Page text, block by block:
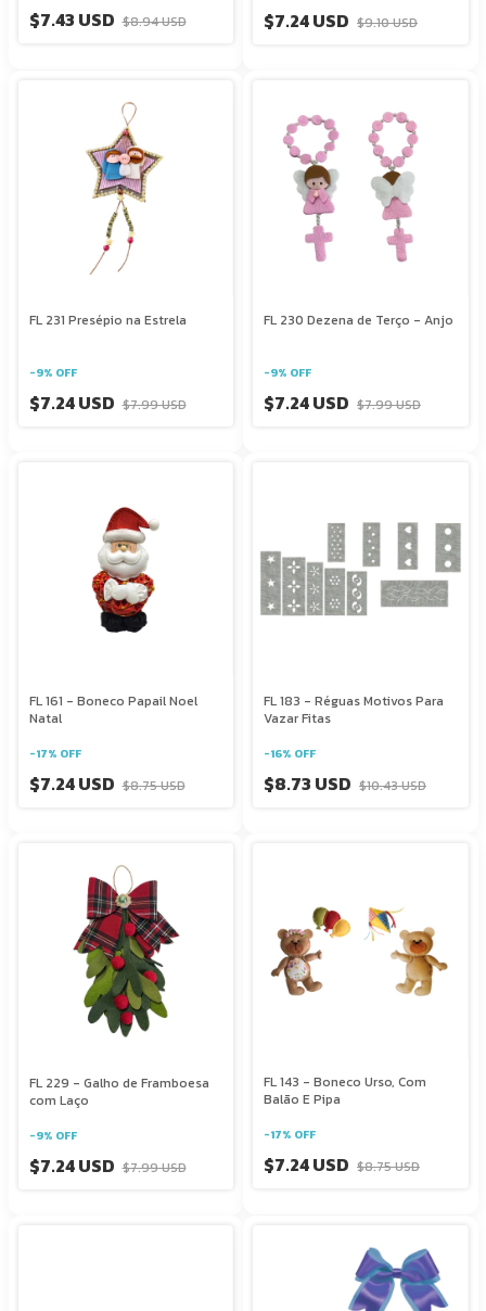
$7.43 USD $8.94 USD $7.24 USD $9.10 USD
FL 231 Presépio na Estrela
-9% OFF
$7.24 USD $7.99 USD
FL 230 Dezena de Terço - Anjo
-9% OFF
$7.24 USD $7.99 USD
FL 161 - Boneco Papail Noel
Natal
-17% OFF
$7.24 USD $8.75 USD
FL 183 - Réguas Motivos Para
Vazar Fitas
-16% OFF
$8.73 USD $10.43 USD
FL 229 - Galho de Framboesa
com Laço
-9% OFF
$7.24 USD $7.99 USD
FL 143 - Boneco Urso, Com
Balão E Pipa
-17% OFF
$7.24 USD $8.75 USD